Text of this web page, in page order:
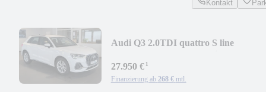
Kontakt
Audi Q3 2.0TDI quattro S line
27.950 €¹
Finanzierung ab 268 € mtl.